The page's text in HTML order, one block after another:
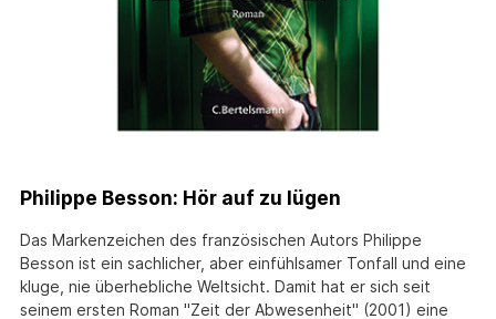
Philippe Besson: Hör auf zu lügen
Das Markenzeichen des französischen Autors Philippe
Besson ist ein sachlicher, aber einfühlsamer Tonfall und eine
kluge, nie überhebliche Weltsicht. Damit hat er sich seit
seinem ersten Roman "Zeit der Abwesenheit" (2001) eine